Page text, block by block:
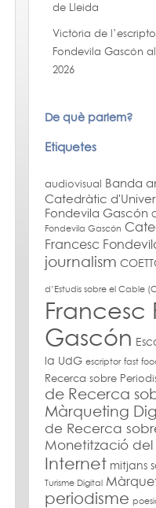
de Lleida
Victòria de
Fondevila Gascón
2026
De què parlem?
Etiquetes
audiovisual Banda
Catedràtic
Fondevila Gascón
Fondevila Gascón
Francesc
journalism
d’Estudis sobre el Cable
Francesc
Gascón
la UdG escriptor fast
Recerca sobre
de Recerca
Màrqueting
de Recerca
Monetització del
Internet mitjans
Turisme Digital
periodisme